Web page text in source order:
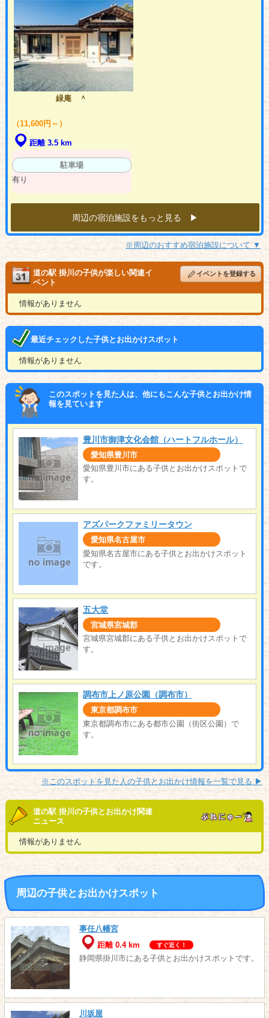
緑庵 ＾
（11,600円～）
距離 3.5 km
駐車場
有り
周辺の宿泊施設をもっと見る ▶︎
※周辺のおすすめ宿泊施設について ▼
道の駅 掛川の子供が楽しい関連イ
ベント
イベントを登録する
情報がありません
最近チェックした子供とお出かけスポット
情報がありません
このスポットを見た人は、他にもこんな子供とお出かけ情
報を見ています
豊川市御津文化会館（ハートフルホール）
愛知県豊川市
愛知県豊川市にある子供とお出かけスポットで
す。
アズパークファミリータウン
愛知県名古屋市
愛知県名古屋市にある子供とお出かけスポット
です。
五大堂
宮城県宮城郡
宮城県宮城郡にある子供とお出かけスポットで
す。
調布市上ノ原公園（調布市）
東京都調布市
東京都調布市にある都市公園（街区公園）で
す。
※このスポットを見た人の子供とお出かけ情報を一覧で見る ▶︎
道の駅 掛川の子供とお出かけ関連
ニュース
情報がありません
周辺の子供とお出かけスポット
事任八幡宮
距離 0.4 km
すぐ近く！
静岡県掛川市にある子供とお出かけスポットです。
川坂屋